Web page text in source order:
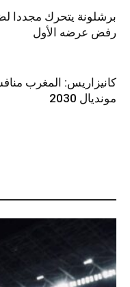
برشلونة يتحرك مجددا
رفض عرضه الأول
كانيزاريس: المغرب
مونديال 2030